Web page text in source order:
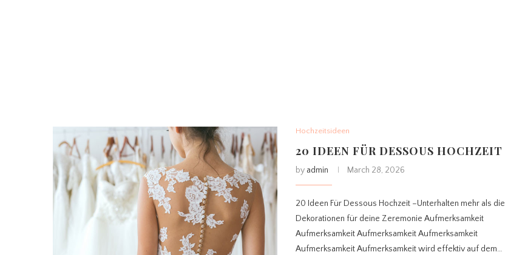
Hochzeitsideen
20 IDEEN FÜR DESSOUS HOCHZEIT
by admin March 28, 2026
20 Ideen Für Dessous Hochzeit –Unterhalten mehr als die
Dekorationen für deine Zeremonie Aufmerksamkeit
Aufmerksamkeit Aufmerksamkeit Aufmerksamkeit
Aufmerksamkeit Aufmerksamkeit wird effektiv auf dem…